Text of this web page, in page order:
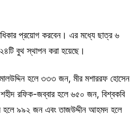
প্রয়োগ করবেন। এর মধ্যে ছাত্র ৬
বুথ স্থাপন করা হয়েছে।
হলে ৩৩৩ জন, মীর মশাররফ হোসেন
রফিক-জব্বার হলে ৬৫০ জন, বিশ্বকবি
হলে ৯৯২ জন এবং তাজউদ্দীন আহমদ হলে